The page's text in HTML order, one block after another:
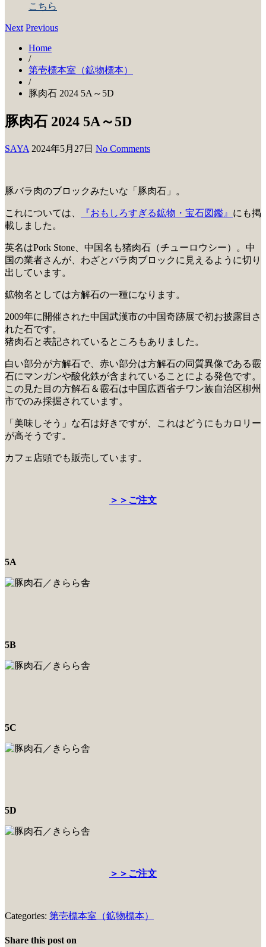
こちら
Next Previous
Home
/
第壱標本室（鉱物標本）
/
豚肉石 2024 5A～5D
豚肉石 2024 5A～5D
SAYA 2024年5月27日 No Comments
豚バラ肉のブロックみたいな「豚肉石」。
これについては、 『おもしろすぎる鉱物・宝石図鑑』 にも掲
載しました。
英名はPork Stone、中国名も猪肉石（チューロウシー）。中
国の業者さんが、わざとバラ肉ブロックに見えるように切り
出しています。
鉱物名としては方解石の一種になります。
2009年に開催された中国武漢市の中国奇跡展で初お披露目さ
れた石です。
猪肉石と表記されているところもありました。
白い部分が方解石で、赤い部分は方解石の同質異像である霰
石にマンガンや酸化鉄が含まれていることによる発色です。
この見た目の方解石＆霰石は中国広西省チワン族自治区柳州
市でのみ採掘されています。
「美味しそう」な石は好きですが、これはどうにもカロリー
が高そうです。
カフェ店頭でも販売しています。
＞＞ご注文
5A
5B
5C
5D
＞＞ご注文
Categories: 第壱標本室（鉱物標本）
Share this post on